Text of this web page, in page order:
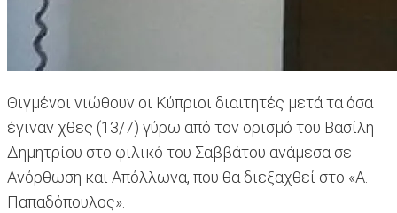
Θιγμένοι νιώθουν οι Κύπριοι διαιτητές μετά τα όσα
έγιναν χθες (13/7) γύρω από τον ορισμό του Βασίλη
Δημητρίου στο φιλικό του Σαββάτου ανάμεσα σε
Ανόρθωση και Απόλλωνα, που θα διεξαχθεί στο «Α.
Παπαδόπουλος».